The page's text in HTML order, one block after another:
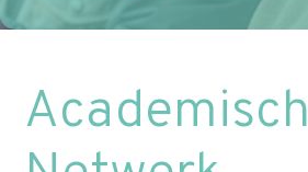
g
a
t
Academisch